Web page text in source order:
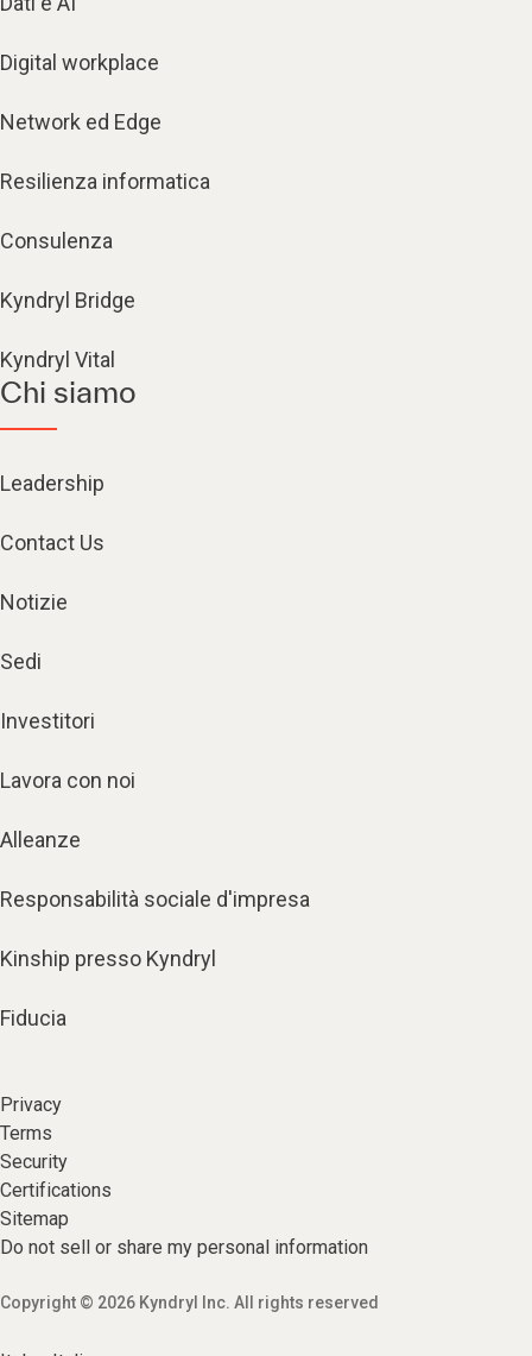
Digital workplace
Network ed Edge
Resilienza informatica
Consulenza
Kyndryl Bridge
Kyndryl Vital
Chi siamo
Leadership
Contact Us
Notizie
Sedi
Investitori
Lavora con noi
Alleanze
Responsabilità sociale d'impresa
Kinship presso Kyndryl
Fiducia
Privacy
Terms
Security
Certifications
Sitemap
Do not sell or share my personal information
Copyright © 2026 Kyndryl Inc. All rights reserved